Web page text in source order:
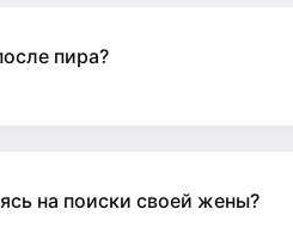
пира?
на поиски своей жены?